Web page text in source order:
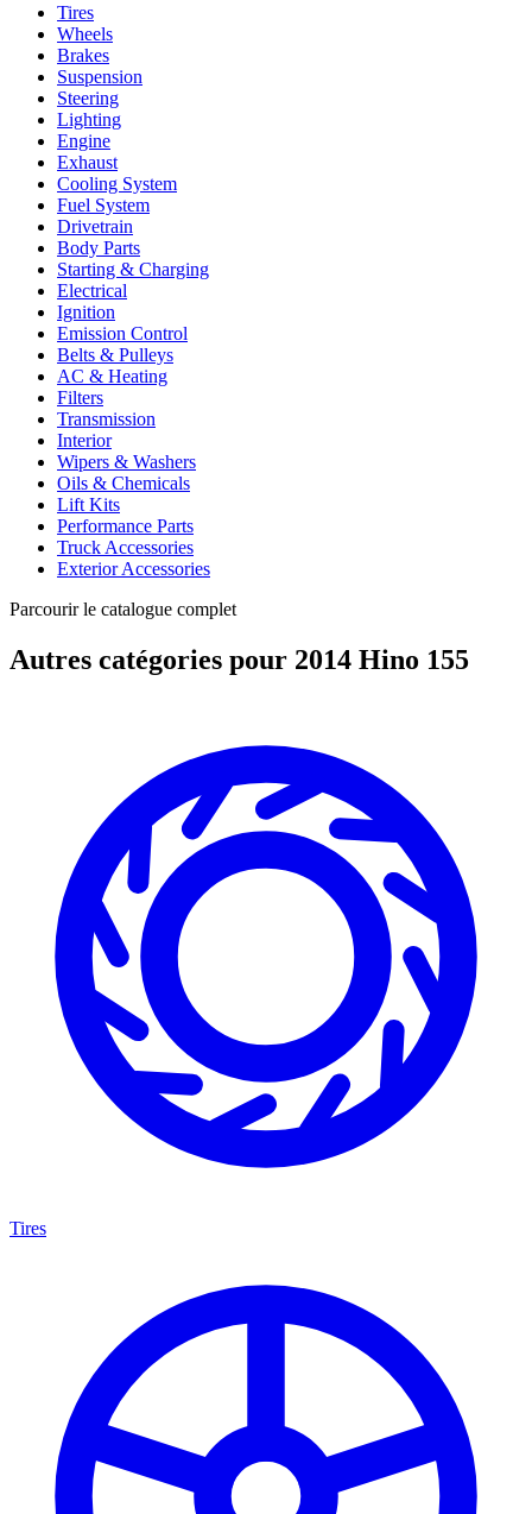
Tires
Wheels
Brakes
Suspension
Steering
Lighting
Engine
Exhaust
Cooling System
Fuel System
Drivetrain
Body Parts
Starting & Charging
Electrical
Ignition
Emission Control
Belts & Pulleys
AC & Heating
Filters
Transmission
Interior
Wipers & Washers
Oils & Chemicals
Lift Kits
Performance Parts
Truck Accessories
Exterior Accessories
Parcourir le catalogue complet
Autres catégories pour 2014 Hino 155
Tires